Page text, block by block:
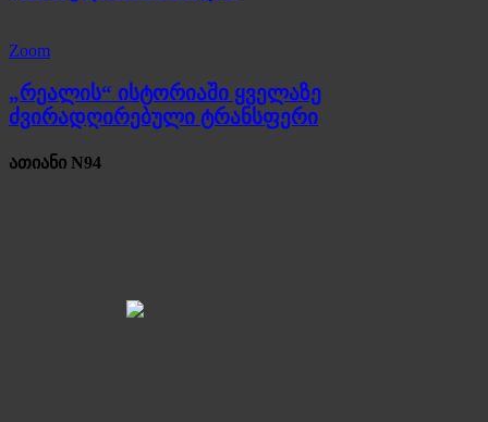
Zoom
„რეალის“ ისტორიაში ყველაზე
ძვირადღირებული ტრანსფერი
ათიანი N94